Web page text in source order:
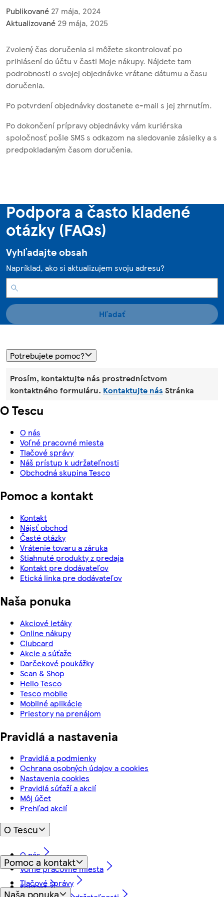
Publikované 27 mája, 2024
Aktualizované 29 mája, 2025
Zvolený čas doručenia si môžete skontrolovať po
prihlásení do účtu v časti Moje nákupy. Nájdete tam
podrobnosti o svojej objednávke vrátane dátumu a času
doručenia.
Po potvrdení objednávky dostanete e-mail s jej zhrnutím.
Po dokončení prípravy objednávky vám kuriérska
spoločnosť pošle SMS s odkazom na sledovanie zásielky a s
predpokladaným časom doručenia.
Podpora a často kladené
otázky (FAQs)
Vyhľadajte obsah
Napríklad, ako si aktualizujem svoju adresu?
Hľadať
Potrebujete pomoc?
Prosím, kontaktujte nás prostredníctvom
kontaktného formuláru. Kontaktujte nás Stránka
O Tescu
O nás
Voľné pracovné miesta
Tlačové správy
Náš prístup k udržateľnosti
Obchodná skupina Tesco
Pomoc a kontakt
Kontakt
Nájsť obchod
Časté otázky
Vrátenie tovaru a záruka
Stiahnuté produkty z predaja
Kontakt pre dodávateľov
Etická linka pre dodávateľov
Naša ponuka
Akciové letáky
Online nákupy
Clubcard
Akcie a súťaže
Darčekové poukážky
Scan & Shop
Hello Tesco
Tesco mobile
Mobilné aplikácie
Priestory na prenájom
Pravidlá a nastavenia
Pravidlá a podmienky
Ochrana osobných údajov a cookies
Nastavenia cookies
Pravidlá súťaží a akcií
Môj účet
Prehľad akcií
O Tescu
O nás
Voľné pracovné miesta
Tlačové správy
Pomoc a kontakt
Kontakt
Naša ponuka